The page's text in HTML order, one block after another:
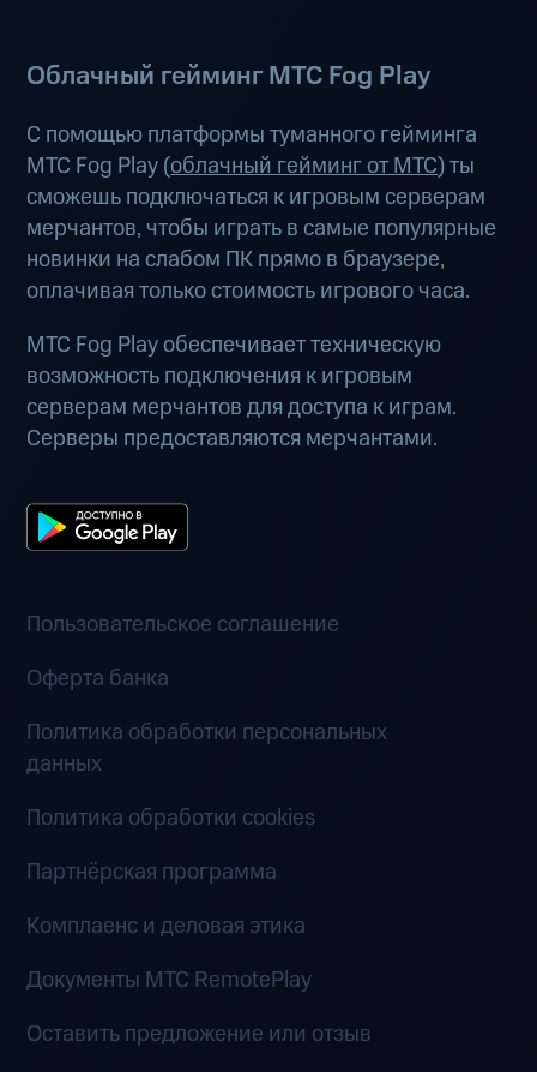
Облачный гейминг МТС Fog Play
С помощью платформы туманного гейминга
МТС Fog Play (облачный гейминг от МТС) ты
сможешь подключаться к игровым серверам
мерчантов, чтобы играть в самые популярные
новинки на слабом ПК прямо в браузере,
оплачивая только стоимость игрового часа.
МТС Fog Play обеспечивает техническую
возможность подключения к игровым
серверам мерчантов для доступа к играм.
Серверы предоставляются мерчантами.
Пользовательское соглашение
Оферта банка
Политика обработки персональных
данных
Политика обработки cookies
Партнёрская программа
Комплаенс и деловая этика
Документы MTC RemotePlay
Оставить предложение или отзыв